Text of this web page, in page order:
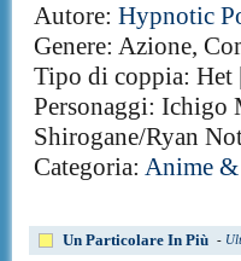
Autore:Hypnotic
Genere: Azione,
Tipo di coppia: Het |
Personaggi: Ichigo
Shirogane/Ryan
Categoria:Anime
Un Particolare In Più -